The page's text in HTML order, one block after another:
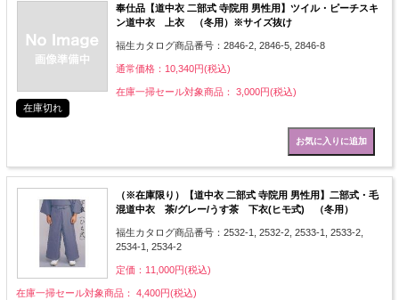
奉仕品【道中衣 二部式 寺院用 男性用】ツイル・ピーチスキ
ン道中衣 上衣 （冬用）※サイズ抜け
福生カタログ商品番号：2846-2, 2846-5, 2846-8
通常価格：10,340円(税込)
在庫一掃セール対象商品： 3,000円(税込)
在庫切れ
（※在庫限り）【道中衣 二部式 寺院用 男性用】二部式・毛
混道中衣 茶/グレー/うす茶 下衣(ヒモ式) （冬用）
福生カタログ商品番号：2532-1, 2532-2, 2533-1, 2533-2,
2534-1, 2534-2
定価：11,000円(税込)
在庫一掃セール対象商品： 4,400円(税込)